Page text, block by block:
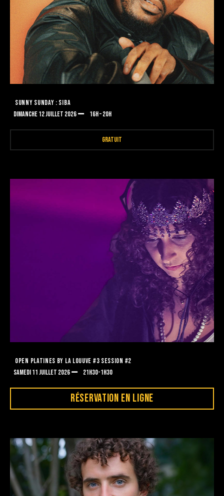
SUNNY SUNDAY : SIBA
DIMANCHE 12 JUILLET 2026
16H – 20H
GRATUIT
OPEN PLATINES BY LA LOUUVE #3 SESSION #2
SAMEDI 11 JUILLET 2026
21H30-1H30
RÉSERVATION EN LIGNE